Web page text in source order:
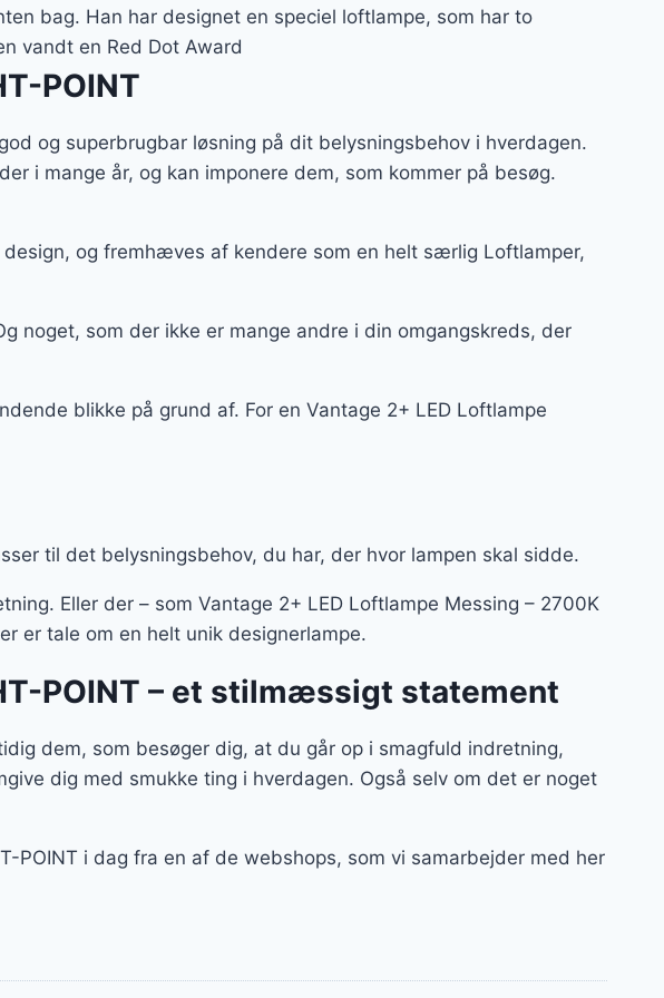
bag. Han har designet en speciel loftlampe, som har to
vandt en Red Dot Award
POINT
og superbrugbar løsning på dit belysningsbehov i hverdagen.
i mange år, og kan imponere dem, som kommer på besøg.
og fremhæves af kendere som en helt særlig Loftlamper,
noget, som der ikke er mange andre i din omgangskreds, der
blikke på grund af. For en Vantage 2+ LED Loftlampe
til det belysningsbehov, du har, der hvor lampen skal sidde.
Eller der – som Vantage 2+ LED Loftlampe Messing – 2700K
er tale om en helt unik designerlampe.
POINT – et stilmæssigt statement
dem, som besøger dig, at du går op i smagfuld indretning,
dig med smukke ting i hverdagen. Også selv om det er noget
POINT i dag fra en af de webshops, som vi samarbejder med her